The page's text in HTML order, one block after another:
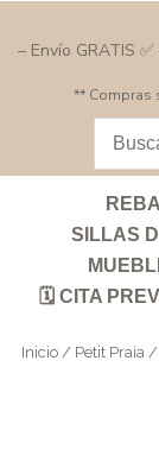
– Envío GRATIS
** Compras
SILLAS
🗓️ CITA
Inicio / Petit Praia /